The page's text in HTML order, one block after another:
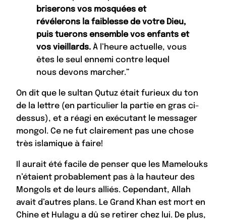
briserons vos mosquées et
révélerons la faiblesse de votre Dieu,
puis tuerons ensemble vos enfants et
vos vieillards. À l’heure actuelle, vous
êtes le seul ennemi contre lequel
nous devons marcher.”
On dit que le sultan Qutuz était furieux du ton
de la lettre (en particulier la partie en gras ci-
dessus), et a réagi en exécutant le messager
mongol. Ce ne fut clairement pas une chose
très islamique à faire!
Il aurait été facile de penser que les Mamelouks
n’étaient probablement pas à la hauteur des
Mongols et de leurs alliés. Cependant, Allah
avait d’autres plans. Le Grand Khan est mort en
Chine et Hulagu a dû se retirer chez lui. De plus,